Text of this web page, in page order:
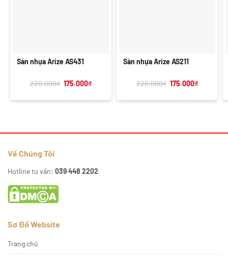
Sàn nhựa Arize AS431
220.000₫ Giá
220.000₫.
175.000₫Giá
là:
Sàn nhựa Arize AS211
220.000₫ Giá
220.000₫.
175.000₫Giá
là:
Về Chúng Tôi
Hotline tư vấn: 039 448 2202
Sơ Đồ Website
Trang chủ